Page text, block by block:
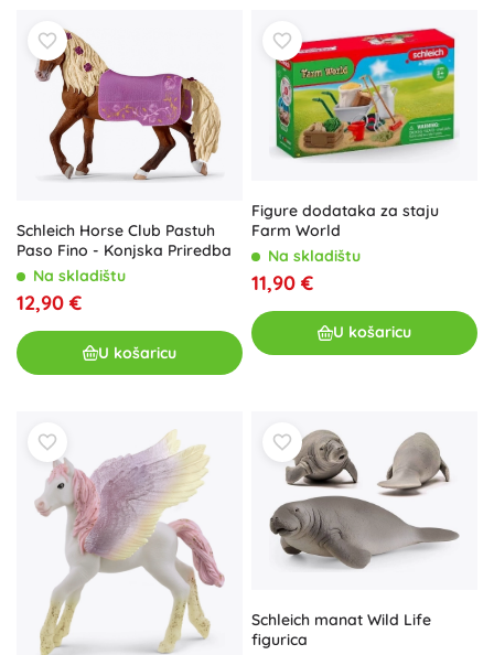
Schleich Horse Club Pastuh
Paso Fino - Konjska Priredba
Na skladištu
12,90 €
U košaricu
Figure dodataka za staju
Farm World
Na skladištu
11,90 €
U košaricu
Schleich manat Wild Life
figurica